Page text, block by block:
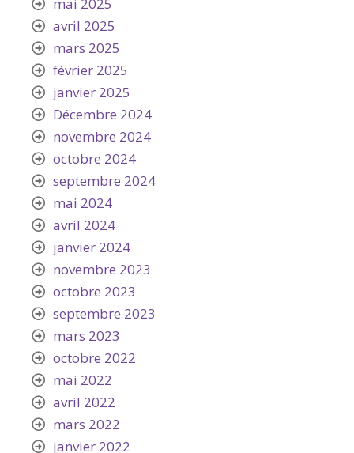
avril 2025
mars 2025
février 2025
janvier 2025
Décembre 2024
novembre 2024
octobre 2024
septembre 2024
mai 2024
avril 2024
janvier 2024
novembre 2023
octobre 2023
septembre 2023
mars 2023
octobre 2022
mai 2022
avril 2022
mars 2022
janvier 2022